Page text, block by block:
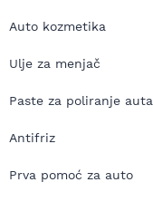
Auto kozmetika
Ulje za menjač
Paste za poliranje auta
Antifriz
Prva pomoć za auto